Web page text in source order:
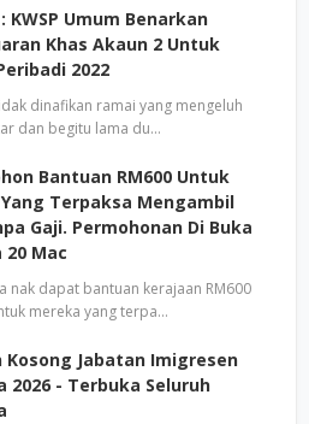
: KWSP Umum Benarkan
Khas Akaun 2 Untuk
2022
dinafikan ramai yang mengeluh
dan begitu lama du…
Bantuan RM600 Untuk
Terpaksa Mengambil
Gaji. Permohonan Di Buka
20 Mac
nak dapat bantuan kerajaan RM600
mereka yang terpa…
Kosong Jabatan Imigresen
2026 - Terbuka Seluruh